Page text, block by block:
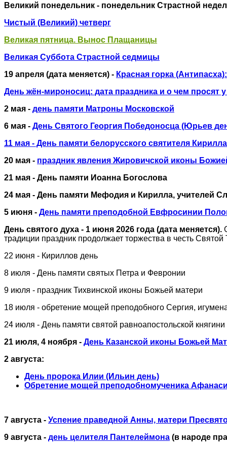
Великий понедельник - понедельник Страстной
Чистый (Великий) четверг
Великая пятница. Вынос Плащаницы
Великая Суббота Страстной седмицы
19 апреля (дата меняется) - Красная горка
День жён-мироносиц: дата праздника и о чем просят
2 мая - день памяти Матроны Московской
6 мая - День Святого Георгия Победоносца (Юрьев
11 мая - День памяти белорусского святителя
20 мая - праздник явления Жировичской иконы
21 мая - День памяти Иоанна Богослова
24 мая - День памяти Мефодия и Кирилла, учителей
5 июня - День памяти преподобной Евфросинии
День святого духа - 1 июня 2026 года (дата меняется).
традиции праздник продолжает торжества в честь
22 июня - Кириллов день
8 июля - День памяти святых Петра и Февронии
9 июля - праздник Тихвинской иконы Божьей матери
18 июля - обретение мощей преподобного Сергия,
24 июля - День памяти святой равноапостольской княгини
21 июля, 4 ноября - День Казанской иконы Божьей
2 августа:
День пророка Илии (Ильин день)
Обретение мощей преподобномученика
7 августа - Успение праведной Анны, матери
9 августа - день целителя Пантелеймона (в народе